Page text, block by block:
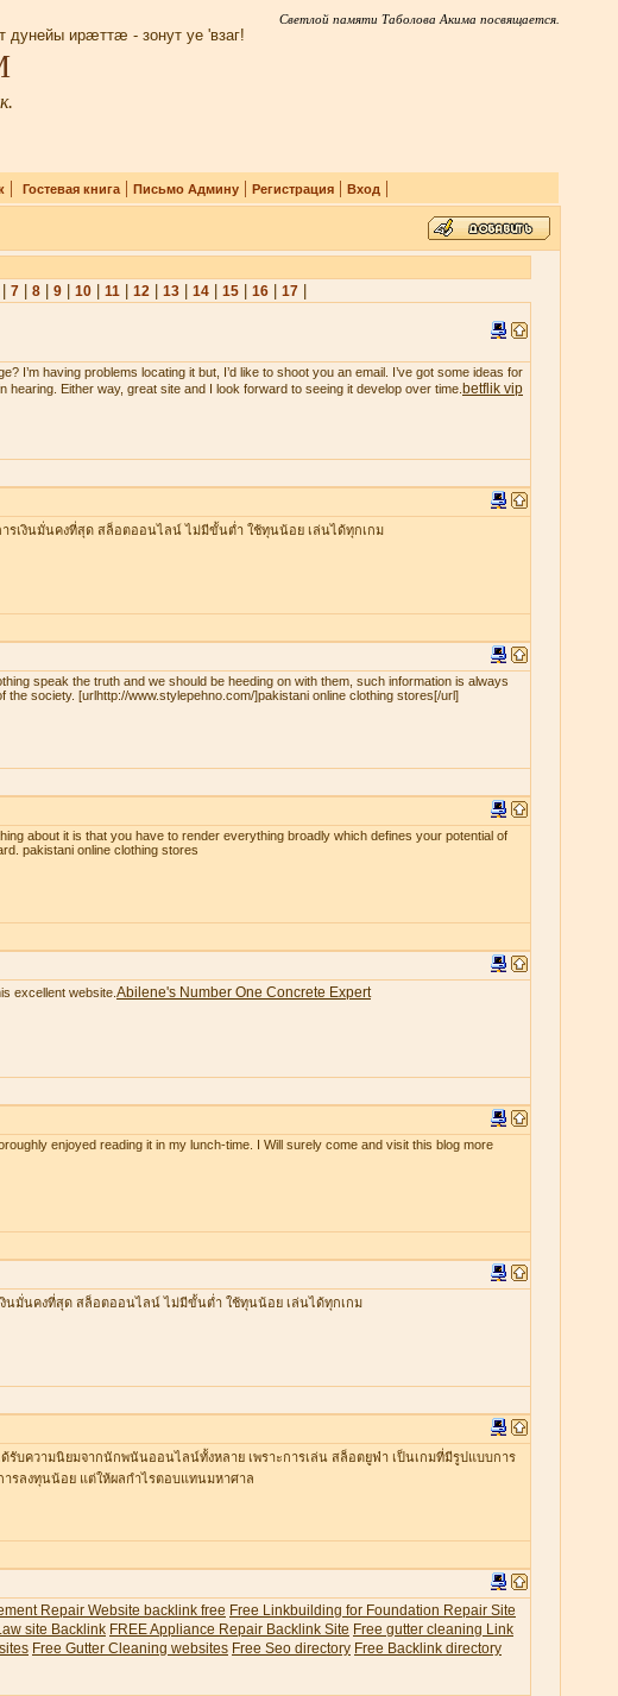
Светлой памяти Таболова Акима посвящается.
ирæттæ - зонут уе 'взаг!
| Гостевая книга| Письмо Админу| Регистрация| Вход |
7| 8| 9| 10| 11| 12| 13| 14| 15| 16| 17|
I’m having problems locating it but, I’d like to shoot you an email. I’ve got some ideas for
hearing. Either way, great site and I look forward to seeing it develop over time. betflik vip
ารเงินมั่นคงที่สุด สล็อตออนไลน์ ไม่มีขั้นต่ำ ใช้ทุนน้อย เล่นได้ทุกเกม
speak the truth and we should be heeding on with them, such information is always
the society. [urlhttp://www.stylepehno.com/]pakistani online clothing stores[/url]
about it is that you have to render everything broadly which defines your potential of
pakistani online clothing stores
excellent website. Abilene's Number One Concrete Expert
enjoyed reading it in my lunch-time. I Will surely come and visit this blog more
งินมั่นคงที่สุด สล็อตออนไลน์ ไม่มีขั้นต่ำ ใช้ทุนน้อย เล่นได้ทุกเกม
รับความนิยมจากนักพนันออนไลน์ทั้งหลาย เพราะการเล่น สล็อตยูฟ่า เป็นเกมที่มีรูปแบบการ
ารลงทุนน้อย แต่ให้ผลกำไรตอบแทนมหาศาล
Repair Website backlink free Free Linkbuilding for Foundation Repair Site
site Backlink FREE Appliance Repair Backlink Site Free gutter cleaning Link
Free Gutter Cleaning websites Free Seo directory Free Backlink directory